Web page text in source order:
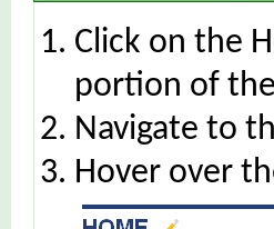
Click on the
portion of
Navigate to
Hover over